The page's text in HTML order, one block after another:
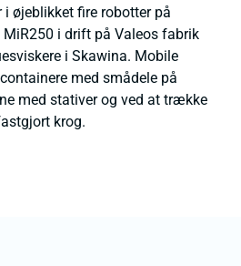
i øjeblikket fire robotter på
i drift på Valeos fabrik
i Skawina. Mobile
med smådele på
med stativer og ved at trække
krog.